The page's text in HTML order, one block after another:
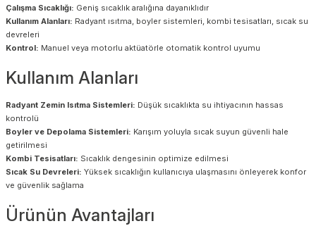
Çalışma Sıcaklığı: Geniş sıcaklık aralığına dayanıklıdır
Kullanım Alanları: Radyant ısıtma, boyler sistemleri, kombi tesisatları, sıcak su
devreleri
Kontrol: Manuel veya motorlu aktüatörle otomatik kontrol uyumu
Kullanım Alanları
Radyant Zemin Isıtma Sistemleri: Düşük sıcaklıkta su ihtiyacının hassas
kontrolü
Boyler ve Depolama Sistemleri: Karışım yoluyla sıcak suyun güvenli hale
getirilmesi
Kombi Tesisatları: Sıcaklık dengesinin optimize edilmesi
Sıcak Su Devreleri: Yüksek sıcaklığın kullanıcıya ulaşmasını önleyerek konfor
ve güvenlik sağlama
Ürünün Avantajları